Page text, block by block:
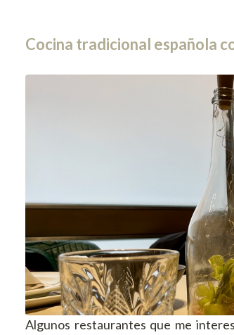
Cocina tradicional española
Algunos restaurantes que me